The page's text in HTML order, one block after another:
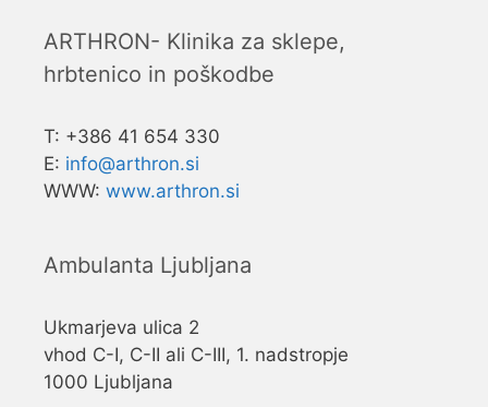
ARTHRON- Klinika za sklepe,
hrbtenico in poškodbe
T: +386 41 654 330
E: info@arthron.si
WWW: www.arthron.si
Ambulanta Ljubljana
Ukmarjeva ulica 2
vhod C-I, C-II ali C-III, 1. nadstropje
1000 Ljubljana